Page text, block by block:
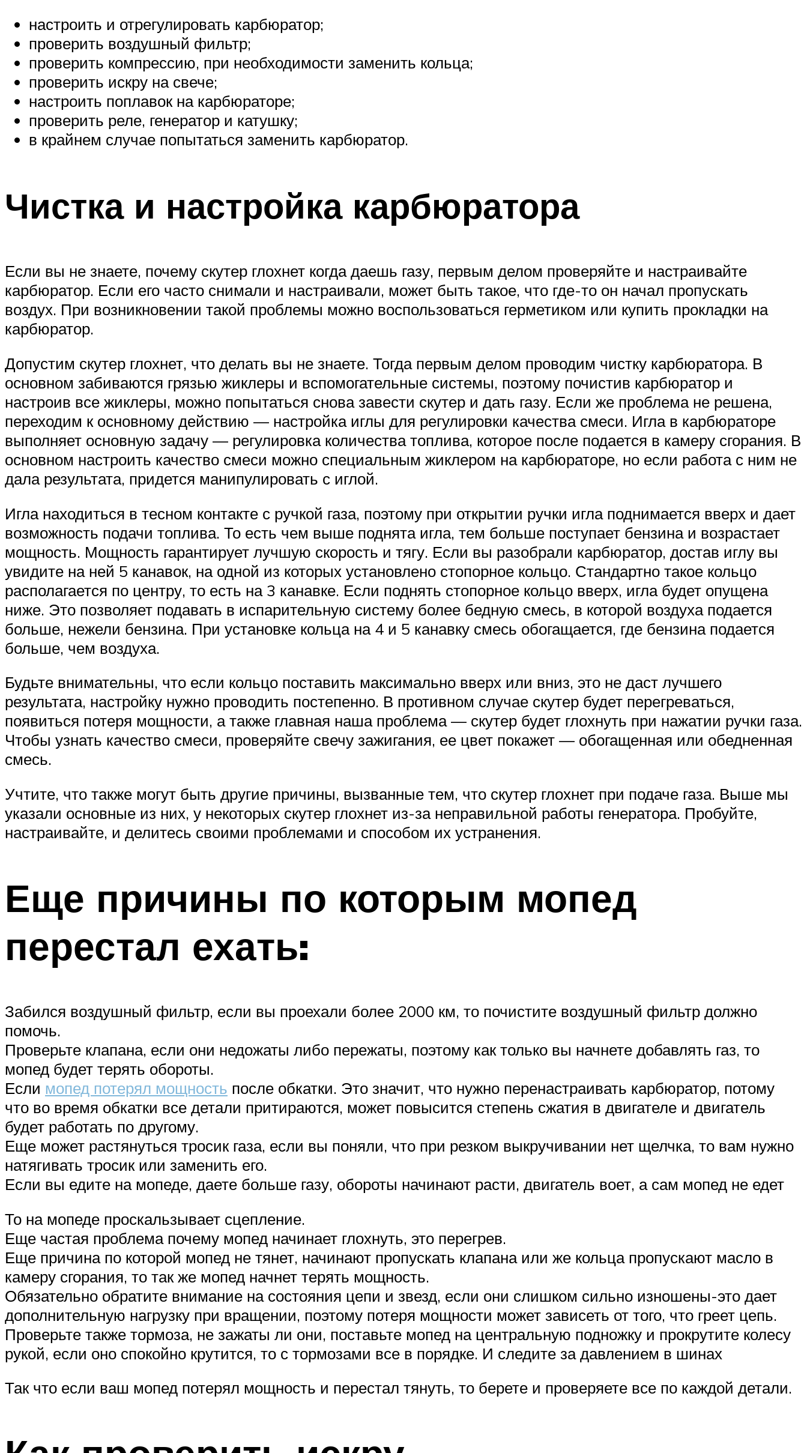
настроить и отрегулировать карбюратор;
проверить воздушный фильтр;
проверить компрессию, при необходимости заменить кольца;
проверить искру на свече;
настроить поплавок на карбюраторе;
проверить реле, генератор и катушку;
в крайнем случае попытаться заменить карбюратор.
Чистка и настройка карбюратора
Если вы не знаете, почему скутер глохнет когда даешь газу, первым делом проверяйте и настраивайте
карбюратор. Если его часто снимали и настраивали, может быть такое, что где-то он начал пропускать
воздух. При возникновении такой проблемы можно воспользоваться герметиком или купить прокладки на
карбюратор.
Допустим скутер глохнет, что делать вы не знаете. Тогда первым делом проводим чистку карбюратора. В
основном забиваются грязью жиклеры и вспомогательные системы, поэтому почистив карбюратор и
настроив все жиклеры, можно попытаться снова завести скутер и дать газу. Если же проблема не решена,
переходим к основному действию — настройка иглы для регулировки качества смеси. Игла в карбюраторе
выполняет основную задачу — регулировка количества топлива, которое после подается в камеру сгорания. В
основном настроить качество смеси можно специальным жиклером на карбюраторе, но если работа с ним не
дала результата, придется манипулировать с иглой.
Игла находиться в тесном контакте с ручкой газа, поэтому при открытии ручки игла поднимается вверх и дает
возможность подачи топлива. То есть чем выше поднята игла, тем больше поступает бензина и возрастает
мощность. Мощность гарантирует лучшую скорость и тягу. Если вы разобрали карбюратор, достав иглу вы
увидите на ней 5 канавок, на одной из которых установлено стопорное кольцо. Стандартно такое кольцо
располагается по центру, то есть на 3 канавке. Если поднять стопорное кольцо вверх, игла будет опущена
ниже. Это позволяет подавать в испарительную систему более бедную смесь, в которой воздуха подается
больше, нежели бензина. При установке кольца на 4 и 5 канавку смесь обогащается, где бензина подается
больше, чем воздуха.
Будьте внимательны, что если кольцо поставить максимально вверх или вниз, это не даст лучшего
результата, настройку нужно проводить постепенно. В противном случае скутер будет перегреваться,
появиться потеря мощности, а также главная наша проблема — скутер будет глохнуть при нажатии ручки газа.
Чтобы узнать качество смеси, проверяйте свечу зажигания, ее цвет покажет — обогащенная или обедненная
смесь.
Учтите, что также могут быть другие причины, вызванные тем, что скутер глохнет при подаче газа. Выше мы
указали основные из них, у некоторых скутер глохнет из-за неправильной работы генератора. Пробуйте,
настраивайте, и делитесь своими проблемами и способом их устранения.
Еще причины по которым мопед
перестал ехать:
Забился воздушный фильтр, если вы проехали более 2000 км, то почистите воздушный фильтр должно
помочь.
Проверьте клапана, если они недожаты либо пережаты, поэтому как только вы начнете добавлять газ, то
мопед будет терять обороты.
Если мопед потерял мощность после обкатки. Это значит, что нужно перенастраивать карбюратор, потому
что во время обкатки все детали притираются, может повысится степень сжатия в двигателе и двигатель
будет работать по другому.
Еще может растянуться тросик газа, если вы поняли, что при резком выкручивании нет щелчка, то вам нужно
натягивать тросик или заменить его.
Если вы едите на мопеде, даете больше газу, обороты начинают расти, двигатель воет, а сам мопед не едет
То на мопеде проскальзывает сцепление.
Еще частая проблема почему мопед начинает глохнуть, это перегрев.
Еще причина по которой мопед не тянет, начинают пропускать клапана или же кольца пропускают масло в
камеру сгорания, то так же мопед начнет терять мощность.
Обязательно обратите внимание на состояния цепи и звезд, если они слишком сильно изношены-это дает
дополнительную нагрузку при вращении, поэтому потеря мощности может зависеть от того, что греет цепь.
Проверьте также тормоза, не зажаты ли они, поставьте мопед на центральную подножку и прокрутите колесу
рукой, если оно спокойно крутится, то с тормозами все в порядке. И следите за давлением в шинах
Так что если ваш мопед потерял мощность и перестал тянуть, то берете и проверяете все по каждой детали.